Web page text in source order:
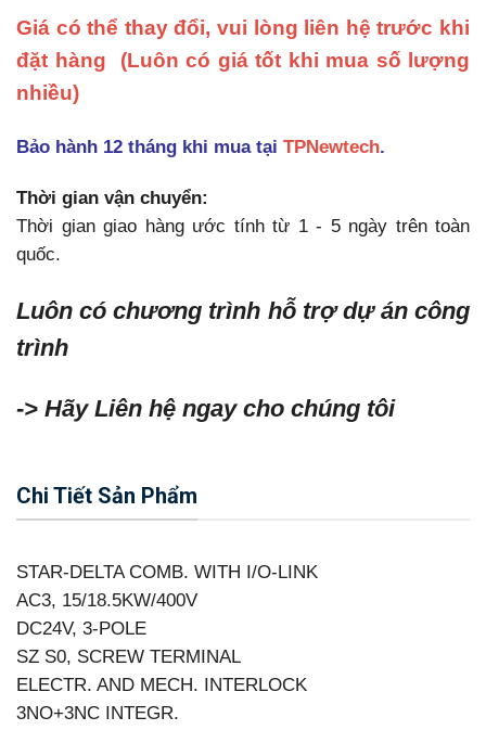
Giá có thể thay đổi, vui lòng liên hệ trước khi
đặt hàng (Luôn có giá tốt khi mua số lượng
nhiều)
Bảo hành 12 tháng khi mua tại TPNewtech.
Thời gian vận chuyển:
Thời gian giao hàng ước tính từ 1 - 5 ngày trên toàn
quốc.
Luôn có chương trình hỗ trợ dự án công
trình
-> Hãy Liên hệ ngay cho chúng tôi
Chi Tiết Sản Phẩm
STAR-DELTA COMB. WITH I/O-LINK
AC3, 15/18.5KW/400V
DC24V, 3-POLE
SZ S0, SCREW TERMINAL
ELECTR. AND MECH. INTERLOCK
3NO+3NC INTEGR.